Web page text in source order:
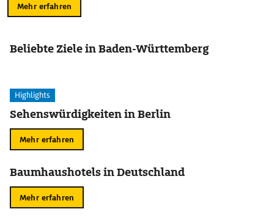
Mehr erfahren
Beliebte Ziele in Baden-Württemberg
Highlights
Sehenswürdigkeiten in Berlin
Mehr erfahren
Baumhaushotels in Deutschland
Mehr erfahren